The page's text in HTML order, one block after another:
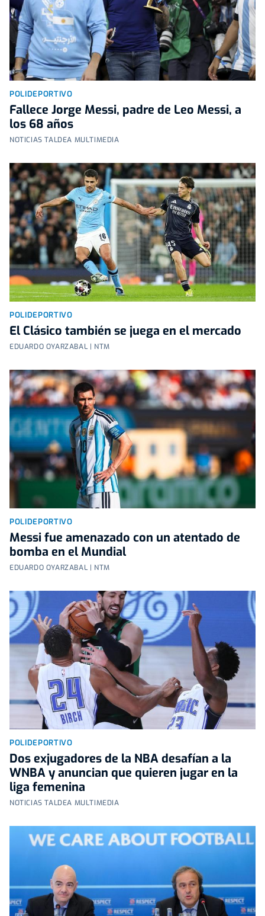
POLIDEPORTIVO
Fallece Jorge Messi, padre de Leo Messi, a
los 68 años
NOTICIAS TALDEA MULTIMEDIA
POLIDEPORTIVO
El Clásico también se juega en el mercado
EDUARDO OYARZABAL | NTM
POLIDEPORTIVO
Messi fue amenazado con un atentado de
bomba en el Mundial
EDUARDO OYARZABAL | NTM
POLIDEPORTIVO
Dos exjugadores de la NBA desafían a la
WNBA y anuncian que quieren jugar en la
liga femenina
NOTICIAS TALDEA MULTIMEDIA